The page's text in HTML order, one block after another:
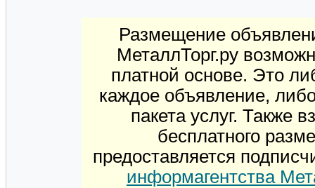
Размещение
МеталлТорг.ру
платной основе. Это
каждое объявление,
пакета услуг. Также
бесплатного
предоставляется
информагентства